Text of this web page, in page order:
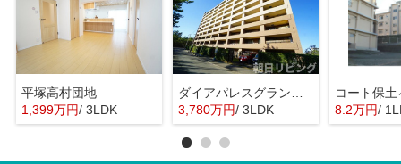
平塚高村団地
1,399万円/ 3LDK
3,780万円/ 3LDK
コート保
8.2万円/